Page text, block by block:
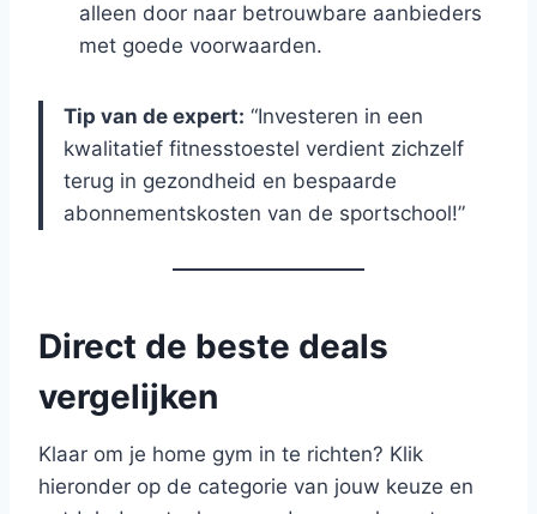
alleen door naar betrouwbare aanbieders
met goede voorwaarden.
Tip van de expert: “Investeren in een
kwalitatief fitnesstoestel verdient zichzelf
terug in gezondheid en bespaarde
abonnementskosten van de sportschool!”
Direct de beste deals
vergelijken
Klaar om je home gym in te richten? Klik
hieronder op de categorie van jouw keuze en